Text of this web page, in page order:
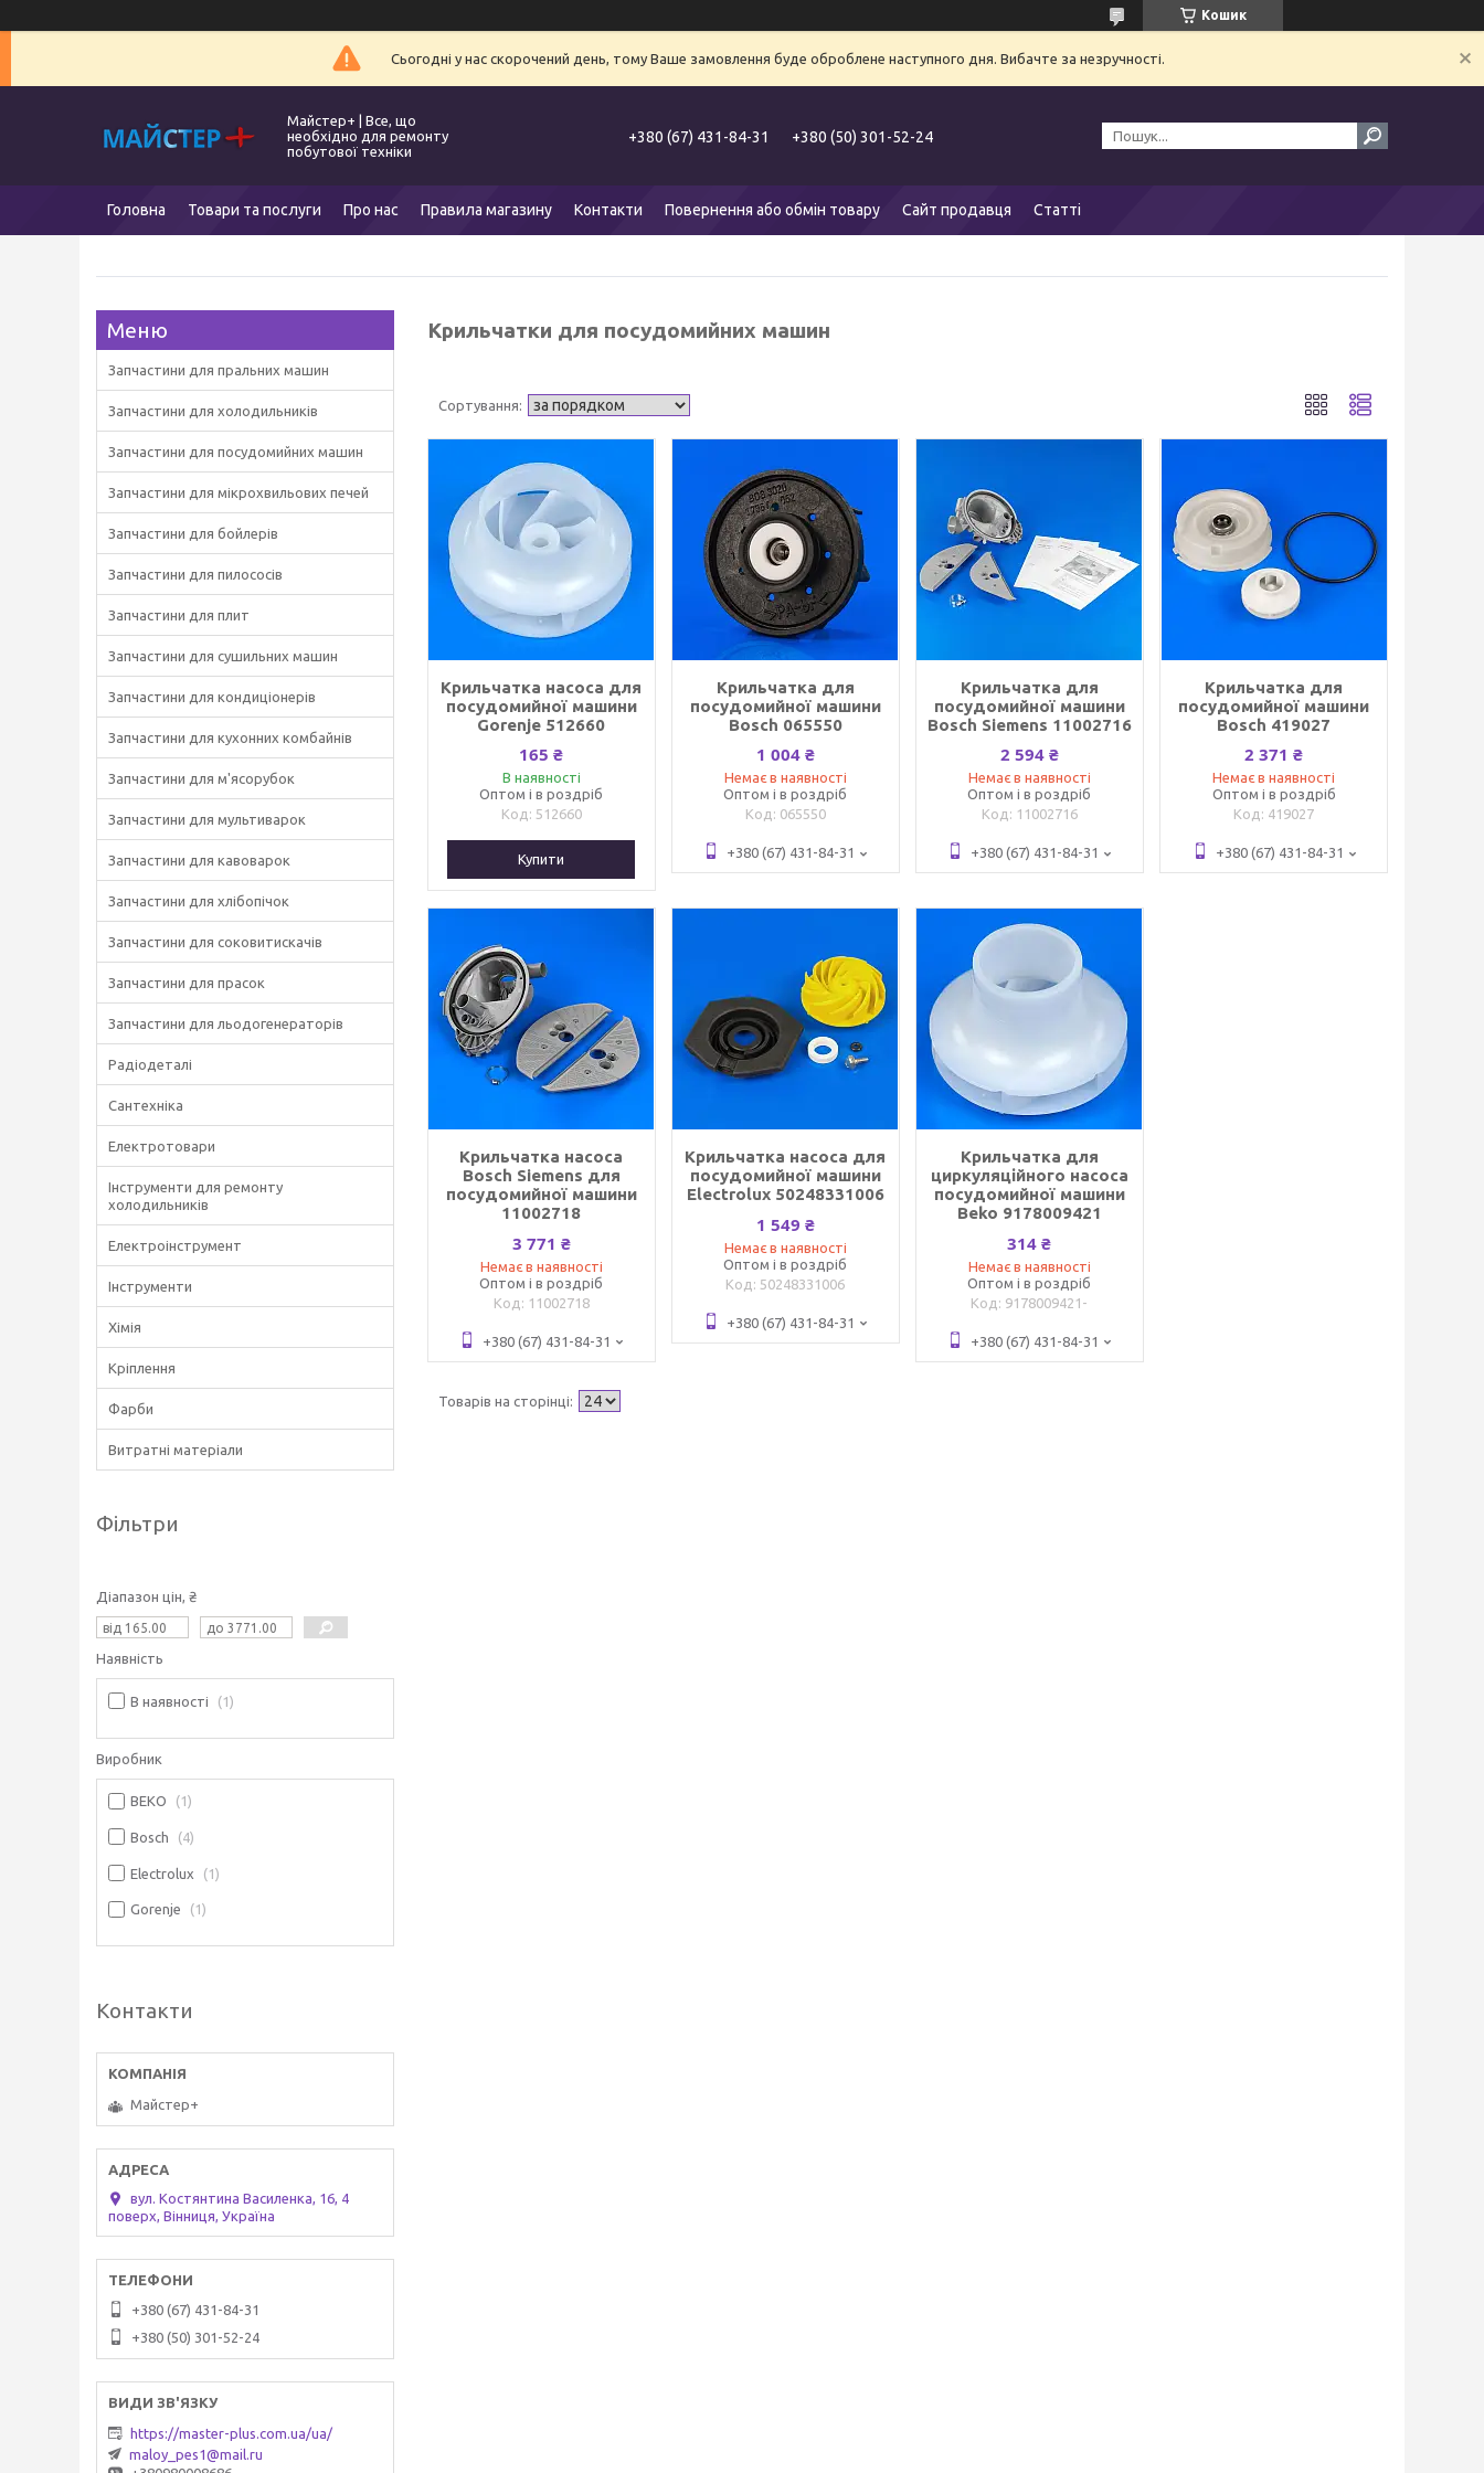
Кошик
Сьогодні у нас скорочений день, тому Ваше замовлення буде оброблене наступного дня. Вибачте за незручності.
Майстер+ | Все, що
необхідно для ремонту
побутової техніки
+380 (67) 431-84-31 +380 (50) 301-52-24
Головна Товари та послуги Про нас Правила магазину Контакти Повернення або обмін товару Сайт продавця Статті
Крильчатки для посудомийних машин
Крильчатка насоса для
посудомийної машини
Gorenje 512660
165 ₴
В наявності
Оптом і в роздріб
512660
Купити
Крильчатка для
посудомийної машини
Bosch 065550
1 004 ₴
Немає в наявності
Оптом і в роздріб
065550
+380 (67) 431-84-31
Крильчатка для
посудомийної машини
Bosch Siemens 11002716
2 594 ₴
Немає в наявності
Оптом і в роздріб
11002716
+380 (67) 431-84-31
Крильчатка для
посудомийної машини
Bosch 419027
2 371 ₴
Немає в наявності
Оптом і в роздріб
419027
+380 (67) 431-84-31
Крильчатка насоса
Bosch Siemens для
посудомийної машини
11002718
3 771 ₴
Немає в наявності
Оптом і в роздріб
11002718
+380 (67) 431-84-31
Крильчатка насоса для
посудомийної машини
Electrolux 50248331006
1 549 ₴
Немає в наявності
Оптом і в роздріб
50248331006
+380 (67) 431-84-31
Крильчатка для
циркуляційного насоса
посудомийної машини
Beko 9178009421
314 ₴
Немає в наявності
Оптом і в роздріб
9178009421-
+380 (67) 431-84-31
Запчастини для пральних машин
Запчастини для холодильників
Запчастини для посудомийних машин
Запчастини для мікрохвильових печей
Запчастини для бойлерів
Запчастини для пилососів
Запчастини для плит
Запчастини для сушильних машин
Запчастини для кондиціонерів
Запчастини для кухонних комбайнів
Запчастини для м'ясорубок
Запчастини для мультиварок
Запчастини для кавоварок
Запчастини для хлібопічок
Запчастини для соковитискачів
Запчастини для прасок
Запчастини для льодогенераторів
Радіодеталі
Сантехніка
Електротовари
Інструменти для ремонту
холодильників
Електроінструмент
Інструменти
Хімія
Кріплення
Фарби
Витратні матеріали
Фільтри
Діапазон цін, ₴
Наявність
В наявності 1
Виробник
BEKO 1
Bosch 4
Electrolux 1
Gorenje 1
Контакти
Майстер+
вул. Костянтина Василенка, 16, 4
поверх, Вінниця, Україна
+380 (67) 431-84-31
+380 (50) 301-52-24
https://master-plus.com.ua/ua/
maloy_pes1@mail.ru